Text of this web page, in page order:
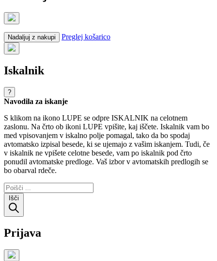
Nadaljuj z nakupi Preglej košarico
Iskalnik
?
Navodila za iskanje
S klikom na ikono LUPE se odpre ISKALNIK na celotnem
zaslonu. Na črto ob ikoni LUPE vpišite, kaj iščete. Iskalnik vam bo
med vpisovanjem v iskalno polje pomagal, tako da bo spodaj
avtomatsko izpisal besede, ki se ujemajo z vašim iskanjem. Tudi, če
v iskalnik ne vpišete celotne besede, vam po iskalnik pod črto
ponudil avtomatske predloge. Vaš izbor v avtomatskih predlogih se
bo obarval rdeče.
Išči
Prijava